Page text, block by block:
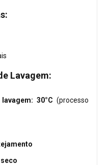
Lavagem:
30°C (processo